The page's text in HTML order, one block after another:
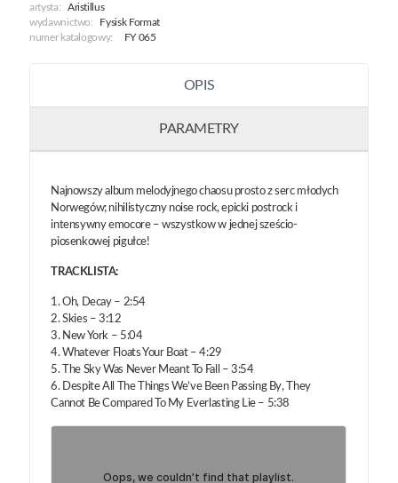
artysta:
Aristillus
wydawnictwo:
Fysisk Format
numer katalogowy:
FY 065
OPIS
PARAMETRY
Najnowszy album melodyjnego chaosu prosto z serc młodych
Norwegów; nihilistyczny noise rock, epicki postrock i
intensywny emocore – wszystkow w jednej sześcio-
piosenkowej pigułce!
TRACKLISTA:
1. Oh, Decay – 2:54
2. Skies – 3:12
3. New York – 5:04
4. Whatever Floats Your Boat – 4:29
5. The Sky Was Never Meant To Fall – 3:54
6. Despite All The Things We’ve Been Passing By, They
Cannot Be Compared To My Everlasting Lie – 5:38